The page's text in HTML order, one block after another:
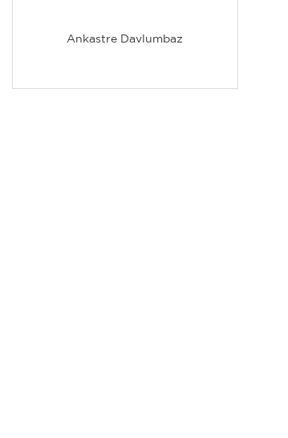
Ankastre Davlumbaz